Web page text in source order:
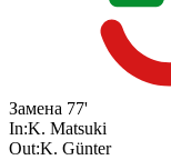
Замена 77'
In:K. Matsuki
Out:K. Günter